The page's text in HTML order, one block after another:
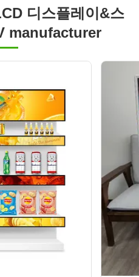
디스플레이&스
manufacturer